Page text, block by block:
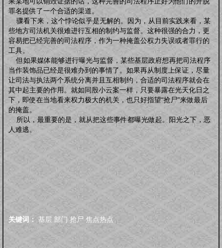
罪名提供了一个合适的渠道。
骤看下来，这个悖论似乎是无解的。因为，从目前实践来看，某
些地方司法机关很难进行互相的制约与监督。这种很强的合力，更
容易把已经完善的司法程序，作为一种掩盖公权力失误或者罪行的
工具。
但如果媒体能够进行曝光与监督，某些基层政府想再把司法程序
当作装饰品已经是很难办到的事情了。如果再从制度上保证，尽量
让司法与执法两个系统分离并且互相制约，合适的司法程序就会在
其中起主要的作用。就如同殷小云案一样，只要暴露在光天化日之
下，即使在当地看来权力极大的机关，也只好指望“抢尸”来做最后
的掩盖。
所以，最重要的是，就从把这些事件都曝光做起。阳光之下，恶
人难逃。
关键词： 基层 部门 抢尸 焦点热点